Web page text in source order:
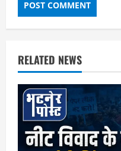
RELATED NEWS